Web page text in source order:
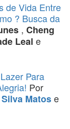
de Vida Entre
? Busca da
, Cheng
Leal e
Para
Por
Matose